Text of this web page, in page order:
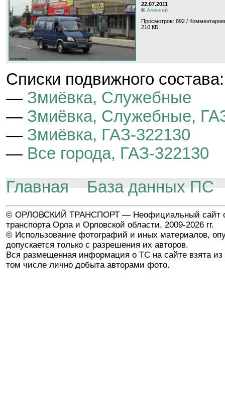
22.07.2011
© Алексей
Просмотров: 892 /
210 КБ
Cписки подвижного состава:
— Змиёвка, Служебные
— Змиёвка, Служебные,
— Змиёвка, ГАЗ-322130
— Все города, ГАЗ-322130
Главная
База данных ПС
© ОРЛОВСКИЙ ТРАНСПОРТ — Неофициальный сайт
транспорта Орла и Орловской области, 2009-2026 гг.
© Использование фотографий и иных материалов,
допускается только с разрешения их авторов.
Вся размещенная информация о ТС на сайте взята из
том числе лично добыта авторами фото.